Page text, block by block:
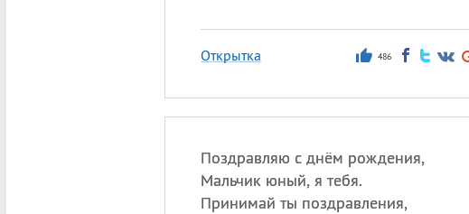
Открытка 486
Поздравляю с днём рождения,
Мальчик юный, я тебя.
Принимай ты поздравления,